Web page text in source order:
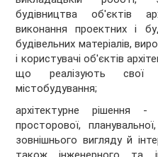
будівництва об'єктів
виконання проектних і
будівельних матеріалів,
і користувачі об'єктів
що реалізують свої
містобудування;
архітектурне рішення
просторової,
зовнішнього вигляду й